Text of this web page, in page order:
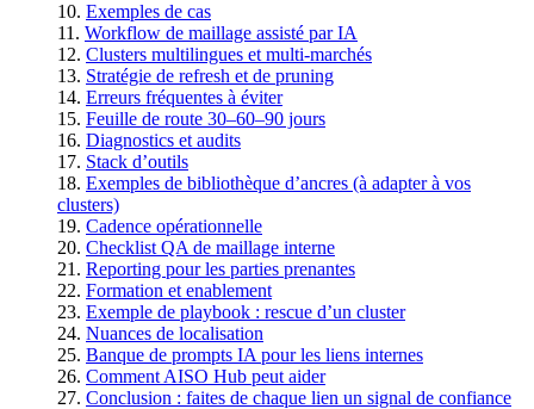
Exemples de cas
Workflow de maillage assisté par IA
Clusters multilingues et multi-marchés
Stratégie de refresh et de pruning
Erreurs fréquentes à éviter
Feuille de route 30–60–90 jours
Diagnostics et audits
Stack d’outils
Exemples de bibliothèque d’ancres (à adapter à vos
clusters)
Cadence opérationnelle
Checklist QA de maillage interne
Reporting pour les parties prenantes
Formation et enablement
Exemple de playbook : rescue d’un cluster
Nuances de localisation
Banque de prompts IA pour les liens internes
Comment AISO Hub peut aider
Conclusion : faites de chaque lien un signal de confiance